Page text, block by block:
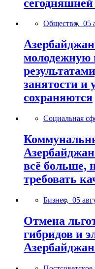
Общество, 05
молодежную
занятости и
сохраняются
Социальная
всё больше,
требовать
Бизнес, 05
Отмена
гибридов и